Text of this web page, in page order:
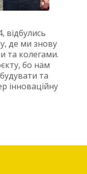
відбулись
де ми знову
та колегами.
бо нам
та
інноваційну